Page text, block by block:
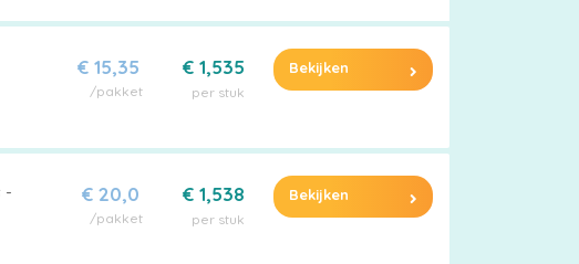
€ 15,35
/pakket
€ 1,535
per stuk
Bekijken
-
€ 20,0
/pakket
€ 1,538
per stuk
Bekijken